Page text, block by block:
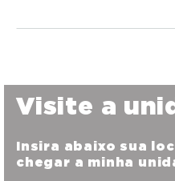
Visite a
Insira abaixo sua
chegar a minha